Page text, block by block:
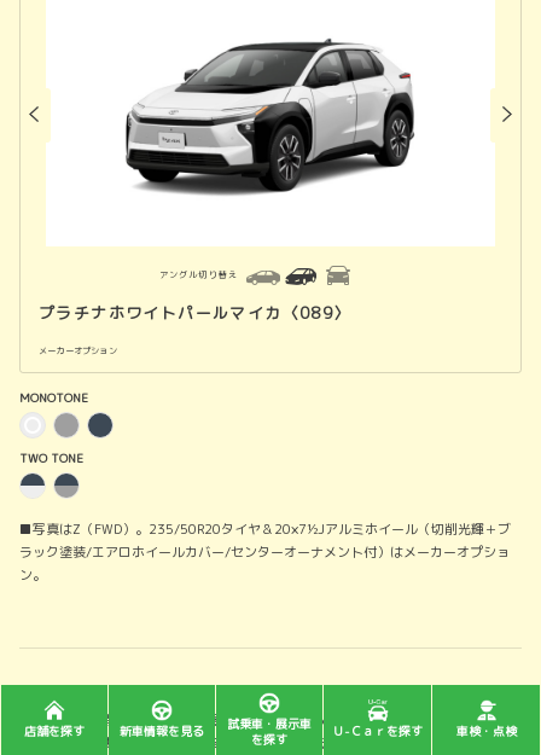
プラチナホワイトパールマイカ〈089〉
メーカーオプション
アングル切り替え
MONOTONE
TWO TONE
■写真はZ（FWD）。235/50R20タイヤ＆20×7½Jアルミホイール（切削光輝＋ブ
ラック塗装/エアロホイールカバー/センターオーナメント付）はメーカーオプショ
ン。
■交流電力量消費率および一充電走行距離は定められた試験条件のもとでの値で
す。お客様の使用環境（気象、渋滞等）や運転方法（急発進、エアコン使用等）に
店舗を探す 新車情報を見る
試乗車・展示車
を探す
Ｕ-Ｃａｒを探す 車検・点検